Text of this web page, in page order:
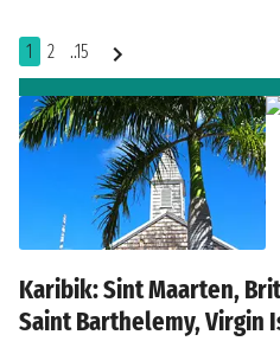
1 2 ..15
Karibik: Sint Maarten,
Saint Barthelemy, Virgin